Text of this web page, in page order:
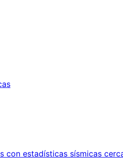
con estadísticas sísmicas